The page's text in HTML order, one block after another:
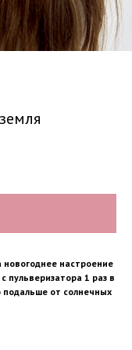
настроение
пульверизатора 1 раз в
подальше от солнечных